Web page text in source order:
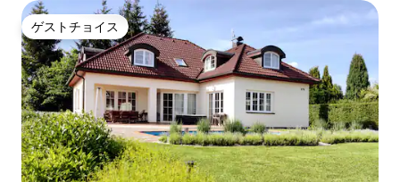
ゲストチョイス
ゲストチョイス